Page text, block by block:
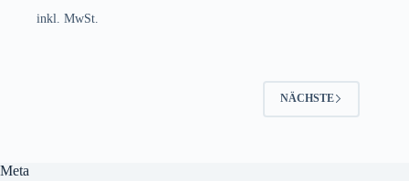
inkl. MwSt.
NÄCHSTE
Meta